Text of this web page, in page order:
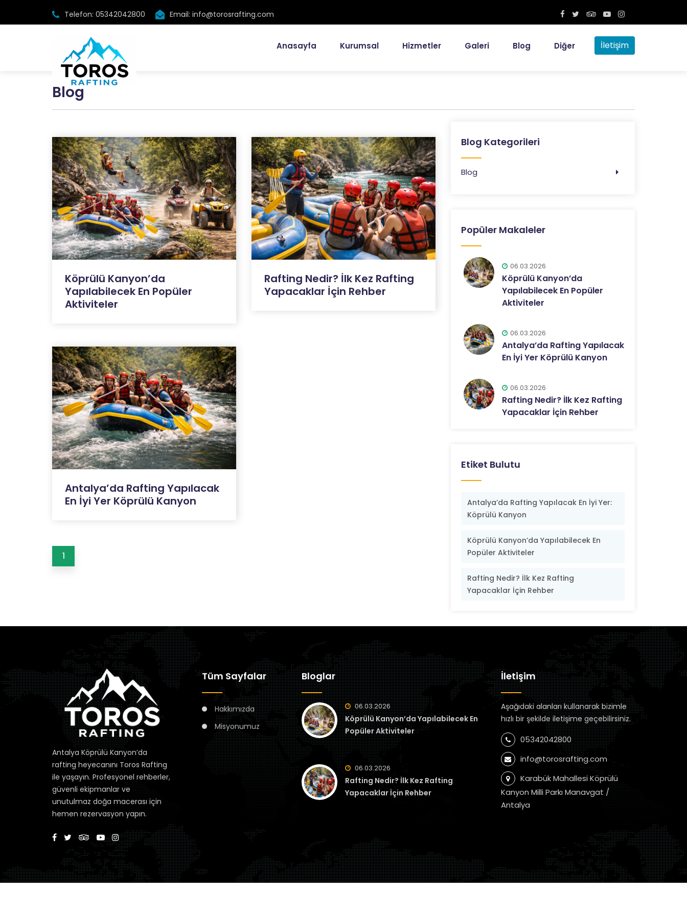
Telefon: 05342042800 Email: info@torosrafting.com
Anasayfa Kurumsal Hizmetler Galeri Blog Diğer İletişim
Blog
Köprülü Kanyon’da
Yapılabilecek En Popüler
Aktiviteler
Rafting Nedir? İlk Kez Rafting
Yapacaklar İçin Rehber
Antalya’da Rafting Yapılacak
En İyi Yer Köprülü Kanyon
1
Blog Kategorileri
Blog
Popüler Makaleler
06.03.2026
Köprülü Kanyon’da
Yapılabilecek En Popüler
Aktiviteler
06.03.2026
Antalya’da Rafting Yapılacak
En İyi Yer Köprülü Kanyon
06.03.2026
Rafting Nedir? İlk Kez Rafting
Yapacaklar İçin Rehber
Etiket Bulutu
Antalya’da Rafting Yapılacak En İyi Yer:
Köprülü Kanyon
Köprülü Kanyon’da Yapılabilecek En
Popüler Aktiviteler
Rafting Nedir? İlk Kez Rafting
Yapacaklar İçin Rehber
Antalya Köprülü Kanyon’da
rafting heyecanını Toros Rafting
ile yaşayın. Profesyonel rehberler,
güvenli ekipmanlar ve
unutulmaz doğa macerası için
hemen rezervasyon yapın.
Tüm Sayfalar
Hakkımızda
Misyonumuz
Bloglar
06.03.2026
Köprülü Kanyon’da Yapılabilecek En
Popüler Aktiviteler
06.03.2026
Rafting Nedir? İlk Kez Rafting
Yapacaklar İçin Rehber
İletişim
Aşağıdaki alanları kullanarak bizimle
hızlı bir şekilde iletişime geçebilirsiniz.
05342042800
info@torosrafting.com
Karabük Mahallesi Köprülü
Kanyon Milli Parkı Manavgat /
Antalya